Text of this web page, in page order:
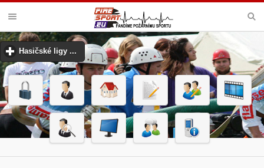
VELKÁ CENA MHJ PŘEROV
Hasičské ligy ... click to expand contents